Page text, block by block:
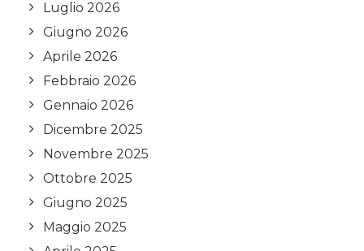
Luglio 2026
Giugno 2026
Aprile 2026
Febbraio 2026
Gennaio 2026
Dicembre 2025
Novembre 2025
Ottobre 2025
Giugno 2025
Maggio 2025